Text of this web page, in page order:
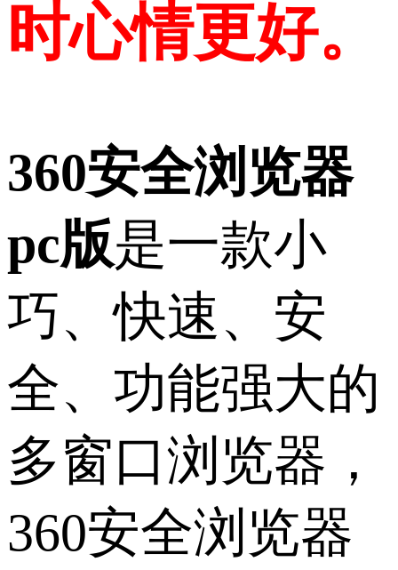
时心情更好。
360安全浏览器
pc版是一款小
巧、快速、安
全、功能强大的
多窗口浏览器，
360安全浏览器